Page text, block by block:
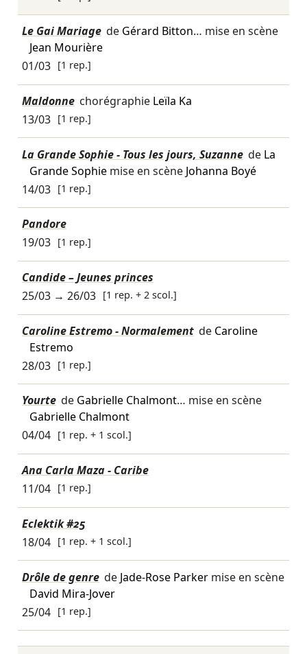
Le Gai Mariage de Gérard Bitton… mise en scène
Jean Mourière
01/03 [1 rep.]
Maldonne chorégraphie Leïla Ka
13/03 [1 rep.]
La Grande Sophie - Tous les jours, Suzanne de La
Grande Sophiemise en scène Johanna Boyé
14/03 [1 rep.]
Pandore
19/03 [1 rep.]
Candide – Jeunes princes
25/03→ 26/03 [1 rep. + 2 scol.]
Caroline Estremo - Normalement de Caroline
Estremo
28/03 [1 rep.]
Yourte de Gabrielle Chalmont… mise en scène
Gabrielle Chalmont
04/04 [1 rep. + 1 scol.]
Ana Carla Maza - Caribe
11/04 [1 rep.]
Eclektik #25
18/04 [1 rep. + 1 scol.]
Drôle de genre de Jade-Rose Parkermise en scène
David Mira-Jover
25/04 [1 rep.]